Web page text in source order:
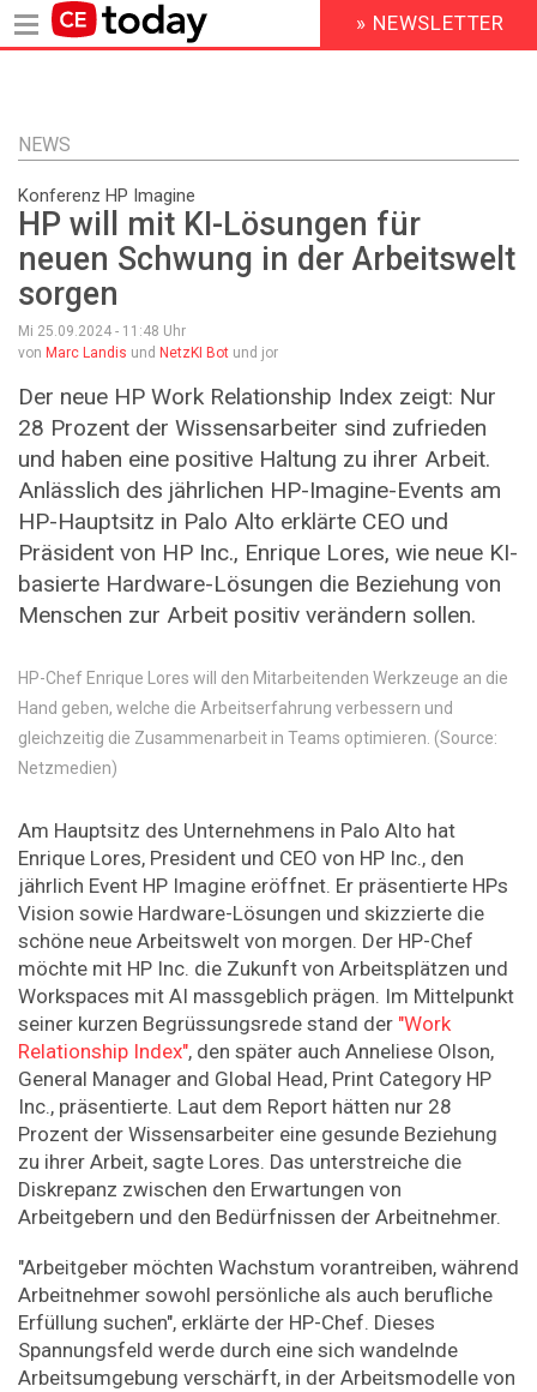
Inhalt
HEADER
MENU
» NEWSLETTER
NEWS
Konferenz HP Imagine
HP will mit KI-Lösungen für
neuen Schwung in der Arbeitswelt
sorgen
Mi 25.09.2024 - 11:48 Uhr
von Marc Landis und NetzKI Bot und jor
Der neue HP Work Relationship Index zeigt: Nur
28 Prozent der Wissensarbeiter sind zufrieden
und haben eine positive Haltung zu ihrer Arbeit.
Anlässlich des jährlichen HP-Imagine-Events am
HP-Hauptsitz in Palo Alto erklärte CEO und
Präsident von HP Inc., Enrique Lores, wie neue KI-
basierte Hardware-Lösungen die Beziehung von
Menschen zur Arbeit positiv verändern sollen.
HP-Chef Enrique Lores will den Mitarbeitenden Werkzeuge an die
Hand geben, welche die Arbeitserfahrung verbessern und
gleichzeitig die Zusammenarbeit in Teams optimieren. (Source:
Netzmedien)
Am Hauptsitz des Unternehmens in Palo Alto hat
Enrique Lores, President und CEO von HP Inc., den
jährlich Event HP Imagine eröffnet. Er präsentierte HPs
Vision sowie Hardware-Lösungen und skizzierte die
schöne neue Arbeitswelt von morgen. Der HP-Chef
möchte mit HP Inc. die Zukunft von Arbeitsplätzen und
Workspaces mit AI massgeblich prägen. Im Mittelpunkt
seiner kurzen Begrüssungsrede stand der "Work
Relationship Index", den später auch Anneliese Olson,
General Manager and Global Head, Print Category HP
Inc., präsentierte. Laut dem Report hätten nur 28
Prozent der Wissensarbeiter eine gesunde Beziehung
zu ihrer Arbeit, sagte Lores. Das unterstreiche die
Diskrepanz zwischen den Erwartungen von
Arbeitgebern und den Bedürfnissen der Arbeitnehmer.
"Arbeitgeber möchten Wachstum vorantreiben, während
Arbeitnehmer sowohl persönliche als auch berufliche
Erfüllung suchen", erklärte der HP-Chef. Dieses
Spannungsfeld werde durch eine sich wandelnde
Arbeitsumgebung verschärft, in der Arbeitsmodelle von